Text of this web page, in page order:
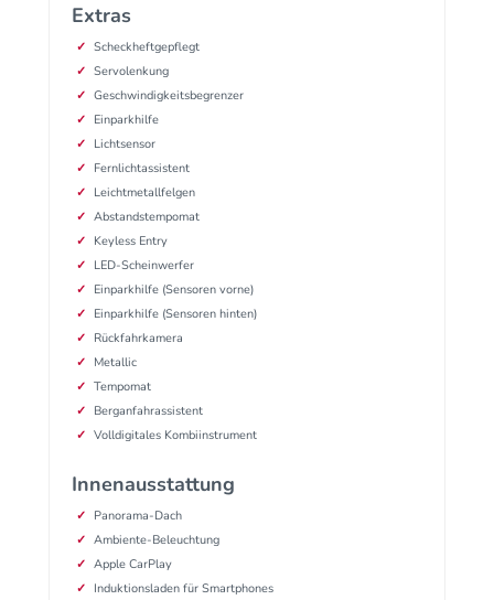
Extras
Scheckheftgepflegt
Servolenkung
Geschwindigkeitsbegrenzer
Einparkhilfe
Lichtsensor
Fernlichtassistent
Leichtmetallfelgen
Abstandstempomat
Keyless Entry
LED-Scheinwerfer
Einparkhilfe (Sensoren vorne)
Einparkhilfe (Sensoren hinten)
Rückfahrkamera
Metallic
Tempomat
Berganfahrassistent
Volldigitales Kombiinstrument
Innenausstattung
Panorama-Dach
Ambiente-Beleuchtung
Apple CarPlay
Induktionsladen für Smartphones